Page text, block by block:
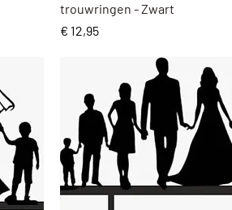
trouwringen - Zwart
Prijs
€ 12,95